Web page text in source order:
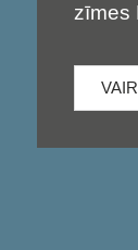
zīmes